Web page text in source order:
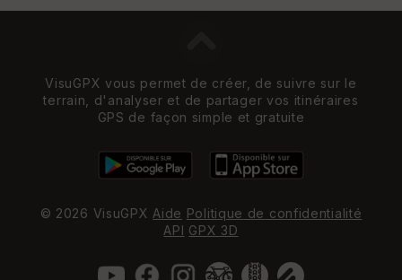
VisuGPX vous permet de créer, de suivre sur le
terrain, d'analyser et de partager vos itinéraires
GPS de façon simple et gratuite
© 2026 VisuGPX Aide Politique de confidentialité
API GPX 3D